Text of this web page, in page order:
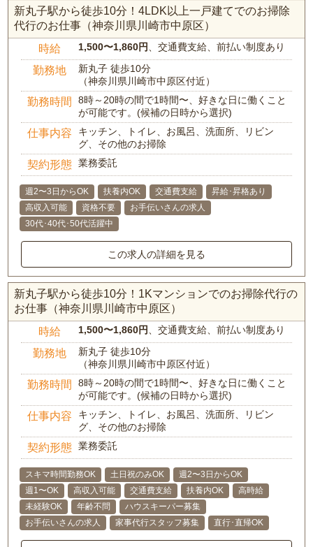
新丸子駅から徒歩10分！4LDK以上一戸建てでのお掃除
代行のお仕事（神奈川県川崎市中原区）
時給 1,500〜1,860円、交通費支給、前払い制度あり
勤務地
新丸子 徒歩10分
（神奈川県川崎市中原区付近）
勤務時間
8時～20時の間で1時間〜、好きな日に働くこと
が可能です。(候補の日時から選択)
仕事内容
キッチン、トイレ、お風呂、洗面所、リビン
グ、その他のお掃除
契約形態 業務委託
週2〜3日からOK 扶養内OK 交通費支給
昇給･昇格あり
高収入可能
資格不要
お手伝いさんの求人
30代･40代･50代活躍中
この求人の詳細を見る
新丸子駅から徒歩10分！1Kマンションでのお掃除代行の
お仕事（神奈川県川崎市中原区）
時給 1,500〜1,860円、交通費支給、前払い制度あり
勤務地
新丸子 徒歩10分
（神奈川県川崎市中原区付近）
勤務時間
8時～20時の間で1時間〜、好きな日に働くこと
が可能です。(候補の日時から選択)
仕事内容
キッチン、トイレ、お風呂、洗面所、リビン
グ、その他のお掃除
契約形態 業務委託
スキマ時間勤務OK 土日祝のみOK
週2〜3日からOK
週1〜OK
高収入可能 交通費支給 扶養内OK
高時給
未経験OK
年齢不問
ハウスキーパー募集
お手伝いさんの求人
家事代行スタッフ募集 直行･直帰OK